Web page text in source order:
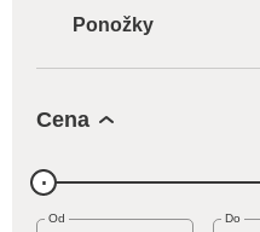
Ponožky
Cena
Od Do